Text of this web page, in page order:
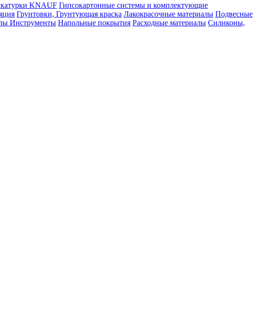
KNAUF Гипсокартонные системы и комплектующие
Грунтовки, Грунтующая краска Лакокрасочные материалы Подвесные
Инструменты Напольные покрытия Расходные материалы Силиконы,